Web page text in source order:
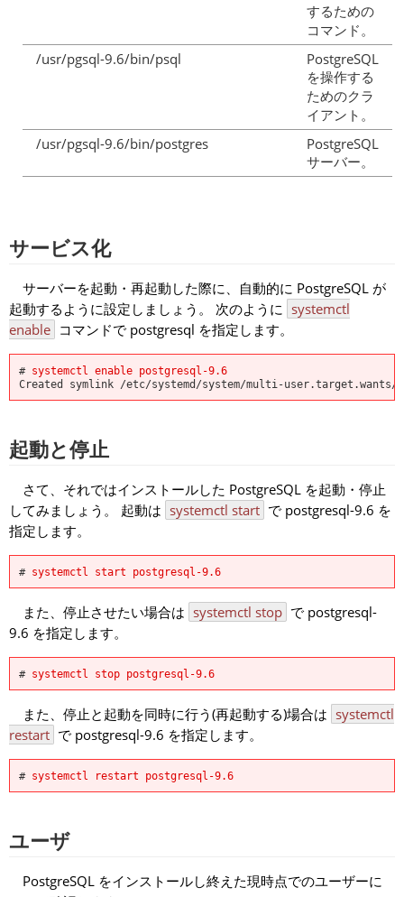
するための
コマンド。
/usr/pgsql-9.6/bin/psql
PostgreSQL
を操作する
ためのクラ
イアント。
/usr/pgsql-9.6/bin/postgres
PostgreSQL
サーバー。
サービス化
サーバーを起動・再起動した際に、自動的に PostgreSQL が
起動するように設定しましょう。 次のように systemctl
enable コマンドで postgresql を指定します。
# systemctl enable postgresql-9.6
Created symlink /etc/systemd/system/multi-
起動と停止
さて、それではインストールした PostgreSQL を起動・停止
してみましょう。 起動は systemctl start で postgresql-9.6 を
指定します。
# systemctl start postgresql-9.6
また、停止させたい場合は systemctl stop で postgresql-
9.6 を指定します。
# systemctl stop postgresql-9.6
また、停止と起動を同時に行う(再起動する)場合は systemctl
restart で postgresql-9.6 を指定します。
# systemctl restart postgresql-9.6
ユーザ
PostgreSQL をインストールし終えた現時点でのユーザーに